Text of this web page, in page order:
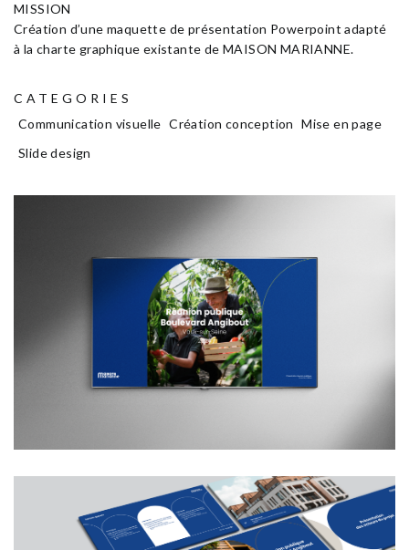
MISSION
Création d’une maquette de présentation Powerpoint adapté
à la charte graphique existante de MAISON MARIANNE.
CATEGORIES
Communication visuelle Création conception
Mise en page
Slide design